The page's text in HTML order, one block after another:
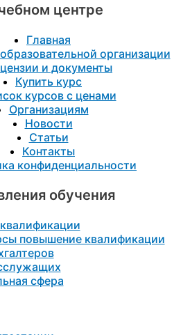
центре
Главная
организации
и документы
Купить курс
курсов с ценами
Организациям
Новости
Статьи
Контакты
конфиденциальности
обучения
повышение квалификации
сфера